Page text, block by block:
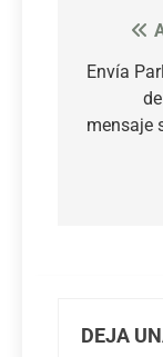
de
Envía
mensaje
DEJA